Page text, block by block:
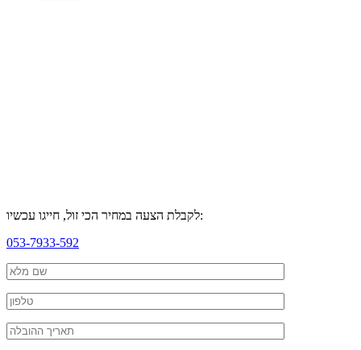
לקבלת הצעה במחיר הכי זול, חייגו עכשיו:
053-7933-592